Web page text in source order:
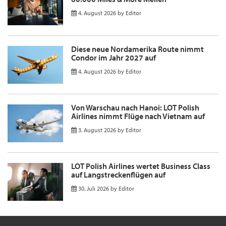
4. August 2026 by Editor
Diese neue Nordamerika Route nimmt
Condor im Jahr 2027 auf
4. August 2026 by Editor
Von Warschau nach Hanoi: LOT Polish
Airlines nimmt Flüge nach Vietnam auf
3. August 2026 by Editor
LOT Polish Airlines wertet Business Class
auf Langstreckenflügen auf
30. Juli 2026 by Editor